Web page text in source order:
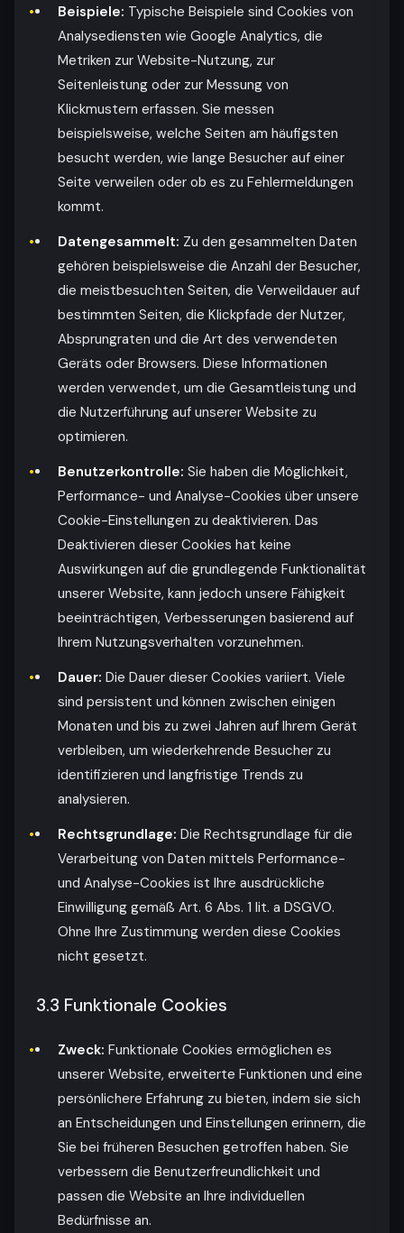
Beispiele: Typische Beispiele sind Cookies von
Analysediensten wie Google Analytics, die
Metriken zur Website-Nutzung, zur
Seitenleistung oder zur Messung von
Klickmustern erfassen. Sie messen
beispielsweise, welche Seiten am häufigsten
besucht werden, wie lange Besucher auf einer
Seite verweilen oder ob es zu Fehlermeldungen
kommt.
Datengesammelt: Zu den gesammelten Daten
gehören beispielsweise die Anzahl der Besucher,
die meistbesuchten Seiten, die Verweildauer auf
bestimmten Seiten, die Klickpfade der Nutzer,
Absprungraten und die Art des verwendeten
Geräts oder Browsers. Diese Informationen
werden verwendet, um die Gesamtleistung und
die Nutzerführung auf unserer Website zu
optimieren.
Benutzerkontrolle: Sie haben die Möglichkeit,
Performance- und Analyse-Cookies über unsere
Cookie-Einstellungen zu deaktivieren. Das
Deaktivieren dieser Cookies hat keine
Auswirkungen auf die grundlegende Funktionalität
unserer Website, kann jedoch unsere Fähigkeit
beeinträchtigen, Verbesserungen basierend auf
Ihrem Nutzungsverhalten vorzunehmen.
Dauer: Die Dauer dieser Cookies variiert. Viele
sind persistent und können zwischen einigen
Monaten und bis zu zwei Jahren auf Ihrem Gerät
verbleiben, um wiederkehrende Besucher zu
identifizieren und langfristige Trends zu
analysieren.
Rechtsgrundlage: Die Rechtsgrundlage für die
Verarbeitung von Daten mittels Performance-
und Analyse-Cookies ist Ihre ausdrückliche
Einwilligung gemäß Art. 6 Abs. 1 lit. a DSGVO.
Ohne Ihre Zustimmung werden diese Cookies
nicht gesetzt.
3.3 Funktionale Cookies
Zweck: Funktionale Cookies ermöglichen es
unserer Website, erweiterte Funktionen und eine
persönlichere Erfahrung zu bieten, indem sie sich
an Entscheidungen und Einstellungen erinnern, die
Sie bei früheren Besuchen getroffen haben. Sie
verbessern die Benutzerfreundlichkeit und
passen die Website an Ihre individuellen
Bedürfnisse an.